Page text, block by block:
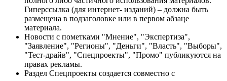
Гиперссылка (для интернет- изданий) – должна быть
размещена в подзаголовке или в первом абзаце
материала.
Новости с пометками "Мнение", "Экспертиза",
"Заявление", "Регионы", "Деньги", "Власть", "Выборы",
"Тест-драйв", "Спецпроекты", "Промо" публикуются на
правах рекламы.
Раздел Спецпроекты создается совместно с